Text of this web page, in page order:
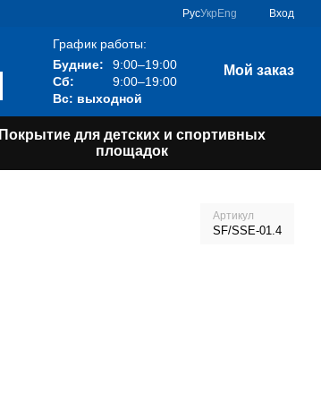
РусУкр Eng Вход
График работы:
Будние:
9:00–19:00
Сб:
9:00–19:00
Вс: выходной
Мой заказ
Покрытие для детских и спортивных
площадок
Артикул
SF/SSE-01.4